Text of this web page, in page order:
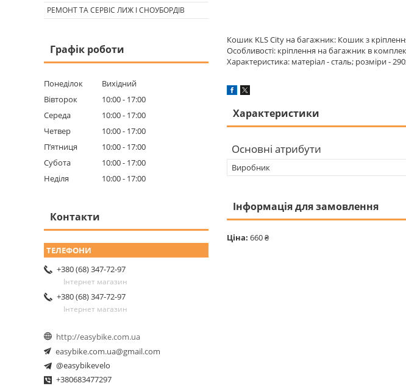
Кошик KLS City на багажник: Кошик з
Особливості: кріплення на багажник в
Характеристика: матеріал - сталь; розміри -
Характеристики
Основні атрибути
Виробник
Інформація для замовлення
Ціна: 660 ₴
РЕМОНТ ТА СЕРВІС ЛИЖ І СНОУБОРДІВ
Графік роботи
Понеділок
Вихідний
Вівторок
10:00
17:00
Середа
10:00
17:00
Четвер
10:00
17:00
Пʼятниця
10:00
17:00
Субота
10:00
17:00
Неділя
10:00 17:00
Контакти
+380 (68) 347-72-97
Інтернет магазин
+380 (68) 347-72-97
Інтернет магазин
http://easybike.com.ua
easybike.com.ua@gmail.com
@easybikevelo
+380683477297